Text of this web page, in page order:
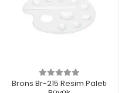
Brons Br-215 Resim Paleti